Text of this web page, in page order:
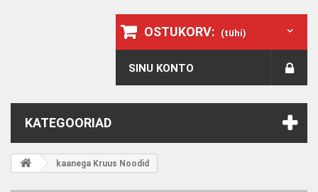
OSTUKORV: (tühi)
SINU KONTO
KATEGOORIAD
kaanega Kruus Noodid